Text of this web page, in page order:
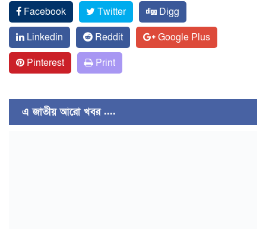
Facebook Twitter
Digg
Linkedin
Reddit
Google Plus
Pinterest
Print
এ জাতীয় আরো খবর ....